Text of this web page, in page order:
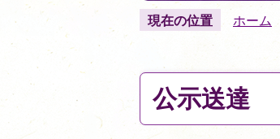
現在の位置 ホーム
公示送達